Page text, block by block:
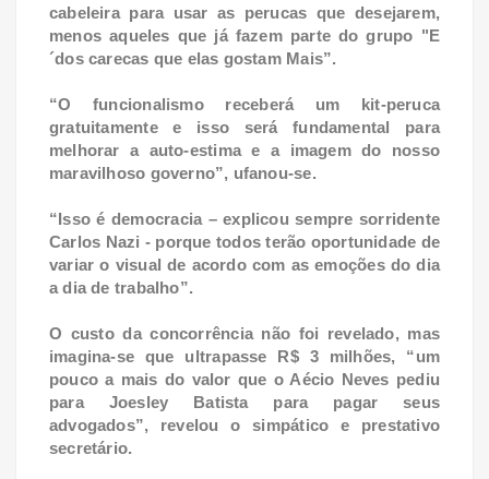
cabeleira para usar as perucas que desejarem,
menos aqueles que já fazem parte do grupo "E
´dos carecas que elas gostam Mais”.
“O funcionalismo receberá um kit-peruca
gratuitamente e isso será fundamental para
melhorar a auto-estima e a imagem do nosso
maravilhoso governo”, ufanou-se.
“Isso é democracia – explicou sempre sorridente
Carlos Nazi - porque todos terão oportunidade de
variar o visual de acordo com as emoções do dia
a dia de trabalho”.
O custo da concorrência não foi revelado, mas
imagina-se que ultrapasse R$ 3 milhões, “um
pouco a mais do valor que o Aécio Neves pediu
para Joesley Batista para pagar seus
advogados”, revelou o simpático e prestativo
secretário.